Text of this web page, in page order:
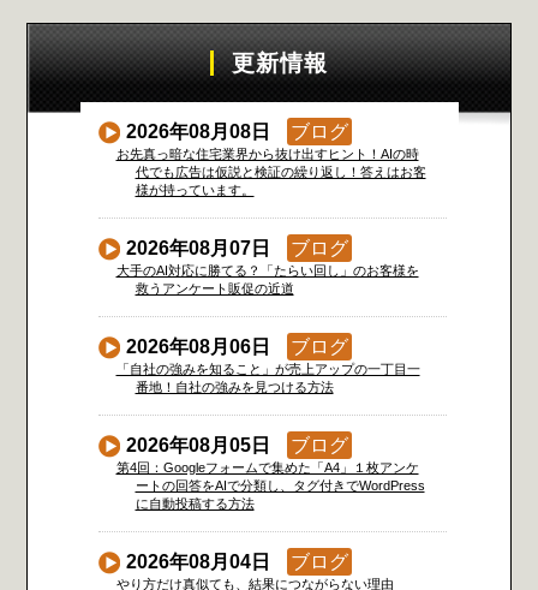
更新情報
2026年08月08日 ブログ
お先真っ暗な住宅業界から抜け出すヒント！AIの時
代でも広告は仮説と検証の繰り返し！答えはお客
様が持っています。
2026年08月07日 ブログ
大手のAI対応に勝てる？「たらい回し」のお客様を
救うアンケート販促の近道
2026年08月06日 ブログ
「自社の強みを知ること」が売上アップの一丁目一
番地！自社の強みを見つける方法
2026年08月05日 ブログ
第4回：Googleフォームで集めた「A4」１枚アンケ
ートの回答をAIで分類し、タグ付きでWordPress
に自動投稿する方法
2026年08月04日 ブログ
やり方だけ真似ても、結果につながらない理由